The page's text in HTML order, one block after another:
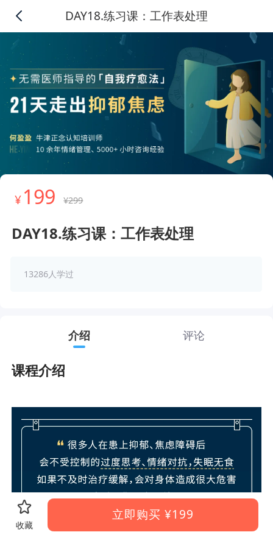
DAY18.练习课：工作表处理
¥199 ¥299
DAY18.练习课：工作表处理
13286人学过
介绍 评论
课程介绍
收藏
立即购买 ¥199